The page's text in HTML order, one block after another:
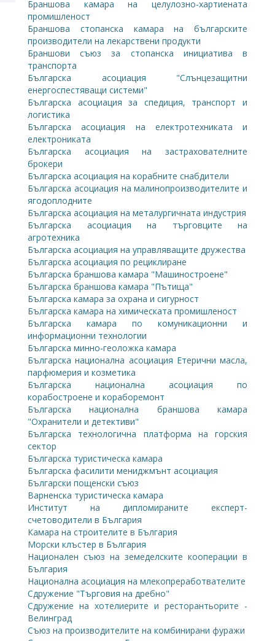
Браншова камара на целулозно-хартиената
промишленост
Браншова стопанска камара на българските
производители на лекарствени продукти
Браншови съюз за стопанска инициатива в
транспорта
Българска асоциация "Слънцезащитни
енергоспестяващи системи"
Българска асоциация за спедиция, транспорт и
логистика
Българска асоциация на електротехниката и
електрониката
Българска асоциация на застрахователните
брокери
Българска асоциация на корабните снабдители
Българска асоциация на малинопроизводителите и
ягодоплодните
Българска асоциация на металургичната индустрия
Българска асоциация на търговците на
агротехника
Българска асоциация на управляващите дружества
Българска асоциация по рециклиране
Българска браншова камара "Машиностроене"
Българска браншова камара "Пътища"
Българска камара за охрана и сигурност
Българска камара на химическата промишленост
Българска камара по комуникационни и
информационни технологии
Българска минно-геоложка камара
Българска национална асоциация Етерични масла,
парфюмерия и козметика
Българска национална асоциация по
корабостроене и кораборемонт
Българска национална браншова камара
"Охранители и детективи"
Българска технологична платформа на горския
сектор
Българска туристическа камара
Българска фасилити мениджмънт асоциация
Български пощенски съюз
Варненска туристическа камара
Институт на дипломираните експерт-
счетоводители в България
Камара на строителите в България
Морски клъстер в България
Национален съюз на земеделските кооперации в
България
Национална асоциация на млекопреработвателите
Сдружение "Търговия на дребно"
Сдружение на хотелиерите и ресторантьорите -
Велинград
Съюз на производителите на комбинирани фуражи